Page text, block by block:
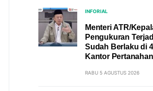
INFORIAL
Menteri ATR/
Pengukuran
Sudah Berlaku di
Kantor Pertanahan
RABU 5 AGUSTUS 2026